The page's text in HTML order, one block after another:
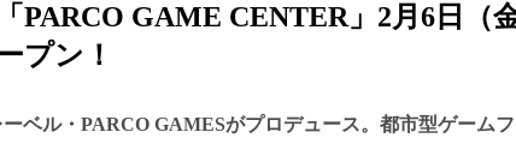
PARCO GAME CENTER」2月6日（
プン！
ベル・PARCO GAMESがプロデュース。都市型ゲーム